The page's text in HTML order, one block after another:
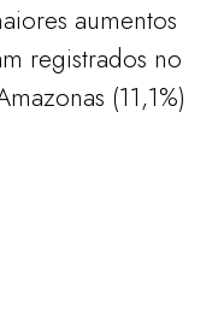
aumentos
registrados no
(11,1%)